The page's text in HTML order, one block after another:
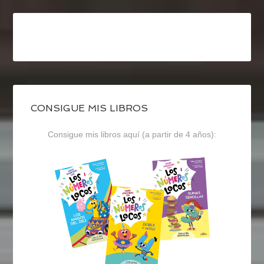
CONSIGUE MIS LIBROS
Consigue mis libros aquí (a partir de 4 años):